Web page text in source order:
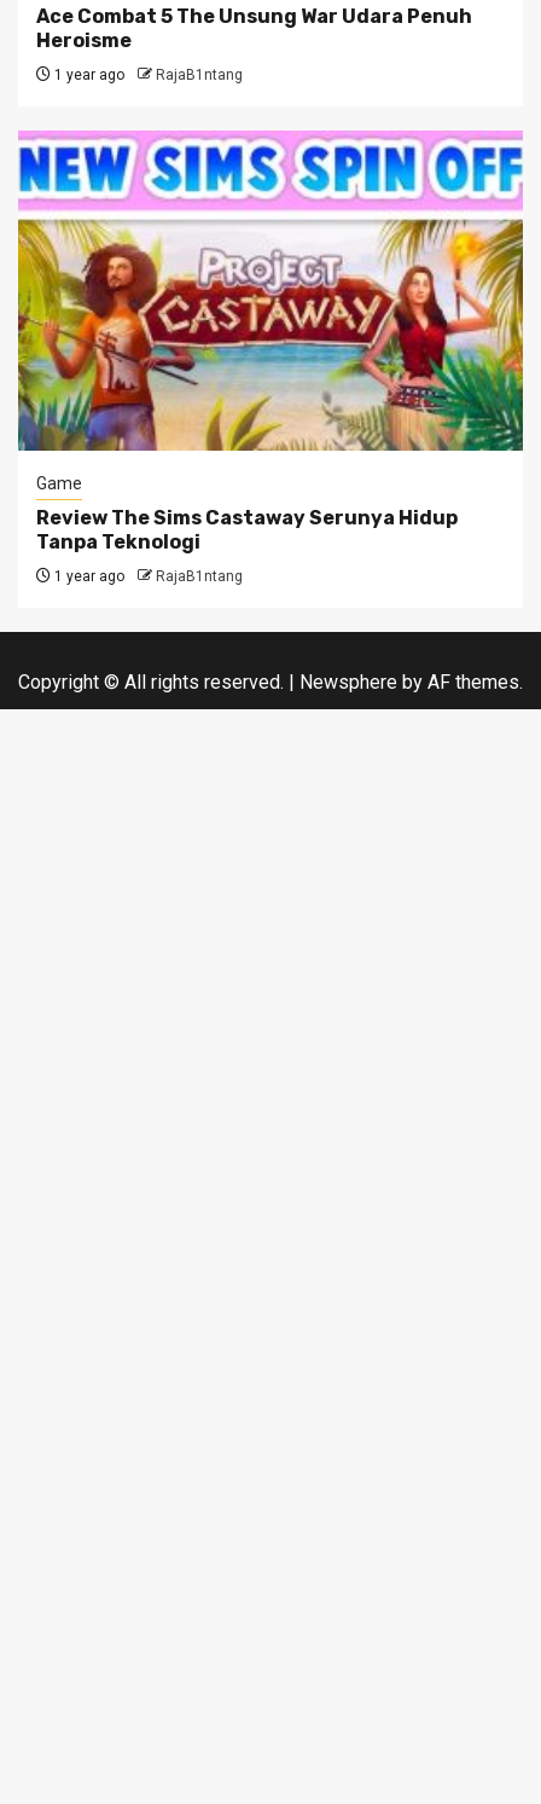
Ace Combat 5 The Unsung War Udara Penuh
Heroisme
1 year ago RajaB1ntang
Game
Review The Sims Castaway Serunya Hidup
Tanpa Teknologi
1 year ago RajaB1ntang
Copyright © All rights reserved. | Newsphere by AF themes.